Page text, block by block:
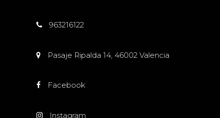
963216122
Pasaje Ripalda 14, 46002 Valencia
Facebook
Instagram